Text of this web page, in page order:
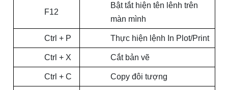
F12
Bật tắt hiện tên lênh trên
màn mình
Ctrl + P Thực hiện lệnh In Plot/Print
Ctrl + X Cắt bản vẽ
Ctrl + C Copy đôi tượng